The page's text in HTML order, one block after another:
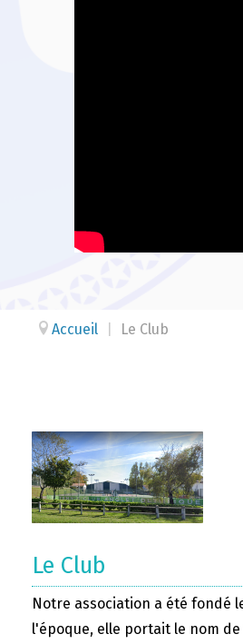
Accueil Le Club
Le Club
Notre association a été fondé
l'époque, elle portait le nom